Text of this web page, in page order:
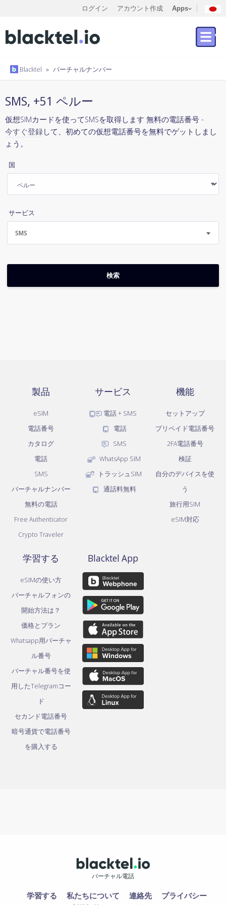
ログイン アカウント作成 Apps
Blacktel » バーチャルナンバー
SMS, +51 ペルー
仮想SIMカードを使ってSMSを取得します 無料の電話番号 -
今すぐ登録して、初めての仮想電話番号を無料でゲットしまし
ょう。
国
サービス
SMS
製品
eSIM
電話番号
カタログ
電話
SMS
バーチャルナンバー
無料の電話
Free Authenticator
Crypto Traveler
サービス
電話 + SMS
電話
SMS
WhatsApp SIM
トラッシュSIM
通話料無料
機能
セットアップ
プリペイド電話番号
2FA電話番号
検証
自分のデバイスを使
う
旅行用SIM
eSIM対応
学習する
eSIMの使い方
バーチャルフォンの
開始方法は？
価格とプラン
Whatsapp用バーチャ
ル番号
バーチャル番号を使
用したTelegramコー
ド
セカンド電話番号
暗号通貨で電話番号
を購入する
Blacktel App
バーチャル電話
学習する 私たちについて 連絡先
プライバシー